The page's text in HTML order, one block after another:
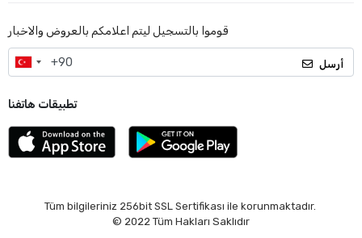
قوموا بالتسجيل ليتم اعلامكم بالعروض والاخبار
أرسل
تطبيقات هاتفنا
Tüm bilgileriniz 256bit SSL Sertifikası ile korunmaktadır.
© 2022 Tüm Hakları Saklıdır